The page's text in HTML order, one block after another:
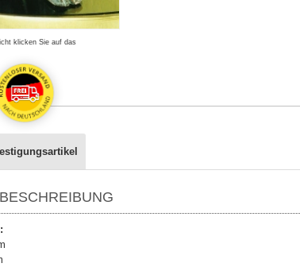
klicken Sie auf das